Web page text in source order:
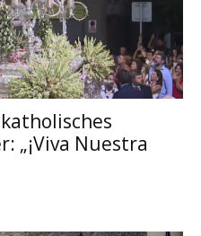
„¡Viva Nuestra